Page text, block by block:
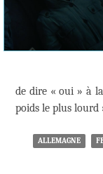
de dire « oui » à
poids le plus lourd
ALLEMAGNE